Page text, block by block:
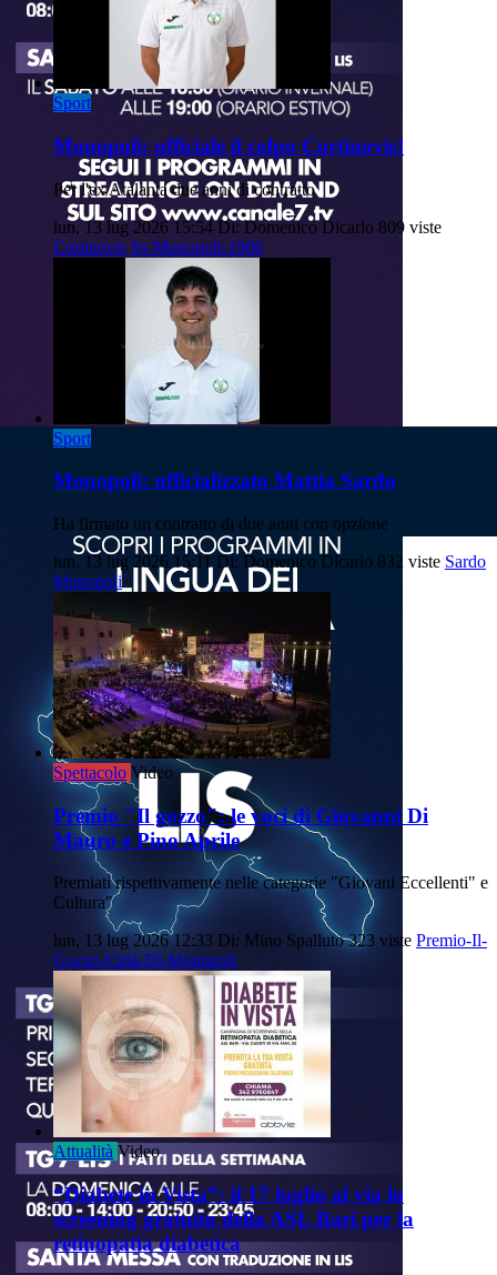
Sport
Monopoli: ufficiale il colpo Cortinovis!
Per l'ex Atalanta due anni di contratto
lun, 13 lug 2026 15:54 Di: Domenico Dicarlo 809 viste
Cortinovis Ss-Monopoli-1966
Sport
Monopoli: ufficializzato Mattia Sardo
Ha firmato un contratto di due anni con opzione
lun, 13 lug 2026 15:11 Di: Domenico Dicarlo 832 viste Sardo
Monopoli
Spettacolo Video
Premio "Il gozzo": le voci di Giovanni Di
Mauro e Pino Aprile
Premiati rispettivamente nelle categorie "Giovani Eccellenti" e
Cultura"
lun, 13 lug 2026 12:33 Di: Mino Spalluto 323 viste Premio-Il-
Gozzo-Città-Di-Monopoli
Attualità Video
“Diabete in Vista”: il 17 luglio al via lo
screening gratuito della ASL Bari per la
retinopatia diabetica